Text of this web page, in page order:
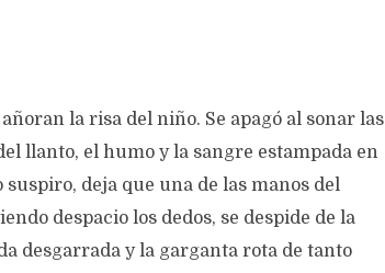
añoran la risa del niño. Se apagó al sonar las
llanto, el humo y la sangre estampada en
deja que una de las manos del
despacio los dedos, se despide de la
desgarrada y la garganta rota de tanto